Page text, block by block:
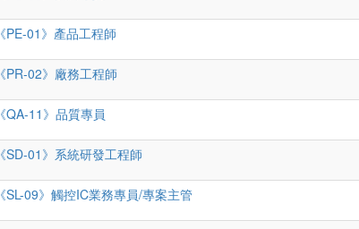
《PE-01》產品工程師
《PR-02》廠務工程師
《QA-11》品質專員
《SD-01》系統研發工程師
《SL-09》觸控IC業務專員/專案主管